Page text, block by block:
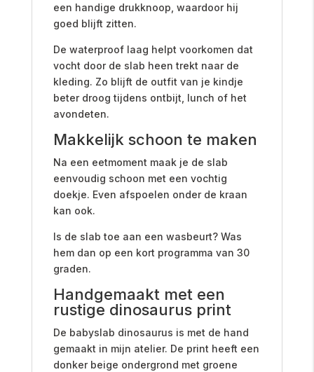
een handige drukknoop, waardoor hij
goed blijft zitten.
De waterproof laag helpt voorkomen dat
vocht door de slab heen trekt naar de
kleding. Zo blijft de outfit van je kindje
beter droog tijdens ontbijt, lunch of het
avondeten.
Makkelijk schoon te maken
Na een eetmoment maak je de slab
eenvoudig schoon met een vochtig
doekje. Even afspoelen onder de kraan
kan ook.
Is de slab toe aan een wasbeurt? Was
hem dan op een kort programma van 30
graden.
Handgemaakt met een
rustige dinosaurus print
De babyslab dinosaurus is met de hand
gemaakt in mijn atelier. De print heeft een
donker beige ondergrond met groene